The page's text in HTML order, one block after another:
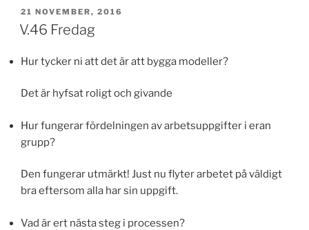
PUBLICERAT
21 NOVEMBER, 2016
V.46 Fredag
Hur tycker ni att det är att bygga modeller?
Det är hyfsat roligt och givande
Hur fungerar fördelningen av arbetsuppgifter i eran
grupp?
Den fungerar utmärkt! Just nu flyter arbetet på väldigt
bra eftersom alla har sin uppgift.
Vad är ert nästa steg i processen?